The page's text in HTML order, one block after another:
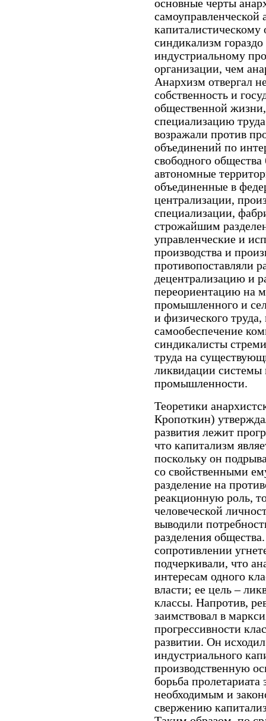
основные черты
самоуправленческой
синдикализм
индустриальному
организации, чем
Анархизм отвергал
собственность и
общественной
специализацию
возражали против
объединений по
свободного
автономные
объединенные в
централизации,
специализации,
строжайшим
управленческие и
производства и
противопоставляли
децентрализацию и
переориентацию на
промышленного и
и физического
самообеспечение
синдикалисты
труда на
ликвидации системы
промышленности.
Теоретики
Кропоткин)
развития лежит
что капитализм
поскольку он
со свойственными
разделение на
реакционную роль,
человеческой
выводили
разделения
сопротивлении
подчеркивали, что
интересам одного
власти; ее цель –
классы. Напротив,
заимствовал в
прогрессивности
развитии. Он
индустриального
производственную
борьба
необходимым и
свержению